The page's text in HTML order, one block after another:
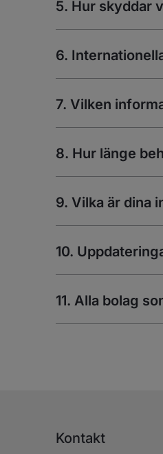
5. Hur skyddar
6.
7. Vilken
8. Hur länge
9. Vilka är dina
10.
11. Alla bolag
Kontakt